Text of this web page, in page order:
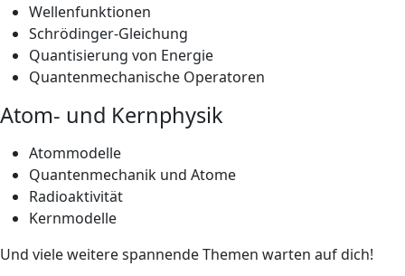
Wellenfunktionen
Schrödinger-Gleichung
Quantisierung von Energie
Quantenmechanische Operatoren
Atom- und Kernphysik
Atommodelle
Quantenmechanik und Atome
Radioaktivität
Kernmodelle
Und viele weitere spannende Themen warten auf dich!